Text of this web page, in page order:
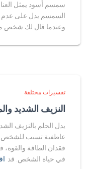
سمسم أسود يمثل
السمسم يدل على عدم
وعندما قال لك شخص
تفسيرات مختلفة
النزيف الشديد
يدل الحلم بالنزيف
عاطفية تسبب للشخص
فقدان الطاقة
في حياة الشخص. قد